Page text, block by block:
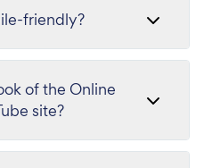
friendly?
of the Online
site?